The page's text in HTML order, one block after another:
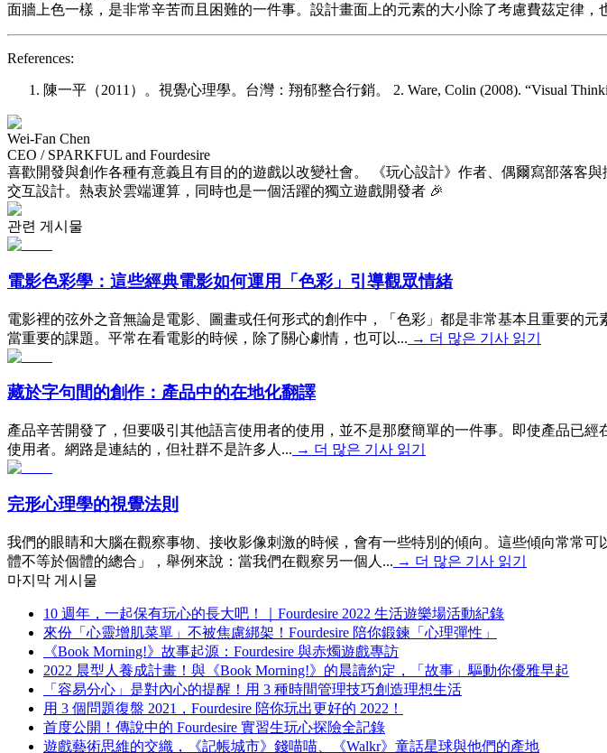
面牆上色一樣，是非常辛苦而且困難的一件事。設計畫面上的元素的大小除了考慮費茲定律
References:
陳一平（2011）。視覺心理學。台灣：翔郁整合行銷。 2. Ware, Colin (2008). “Visual
Wei-Fan Chen
CEO / SPARKFUL and Fourdesire
喜歡開發與創作各種有意義且有目的的遊戲以改變社會。 《玩心設計》作者、偶爾寫部落客
交互設計。熱衷於雲端運算，同時也是一個活躍的獨立遊戲開發者 🎉
관련 게시물
電影色彩學：這些經典電影如何運用「色彩」引導觀眾情緒
電影裡的弦外之音無論是電影、圖畫或任何形式的創作中，「色彩」都是非常基本且重要的
當重要的課題。平常在看電影的時候，除了關心劇情，也可以... → 더 많은 기사 읽기
藏於字句間的創作：產品中的在地化翻譯
產品辛苦開發了，但要吸引其他語言使用者的使用，並不是那麼簡單的一件事。即使產品已
使用者。網路是連結的，但社群不是許多人... → 더 많은 기사 읽기
完形心理學的視覺法則
我們的眼睛和大腦在觀察事物、接收影像刺激的時候，會有一些特別的傾向。這些傾向常常
體不等於個體的總合」，舉例來說：當我們在觀察另一個人... → 더 많은 기사 읽기
마지막 게시물
10 週年，一起保有玩心的長大吧！｜Fourdesire 2022 生活遊樂場活動紀錄
來份「心靈增肌菜單」不被焦慮綁架！Fourdesire 陪你鍛鍊「心理彈性」
《Book Morning!》故事起源：Fourdesire 與赤燭遊戲專訪
2022 晨型人養成計畫！與《Book Morning!》的晨讀約定，「故事」驅動你優雅早起
「容易分心」是對內心的提醒！用 3 種時間管理技巧創造理想生活
用 3 個問題復盤 2021，Fourdesire 陪你玩出更好的 2022！
首度公開！傳說中的 Fourdesire 實習生玩心探險全記錄
遊戲藝術思維的交織，《記帳城市》錢喵喵、《Walkr》童話星球與他們的產地